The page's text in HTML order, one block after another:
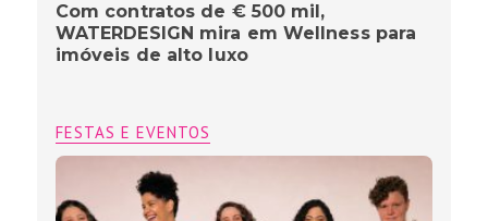
Com contratos de € 500 mil,
WATERDESIGN mira em Wellness para
imóveis de alto luxo
FESTAS E EVENTOS